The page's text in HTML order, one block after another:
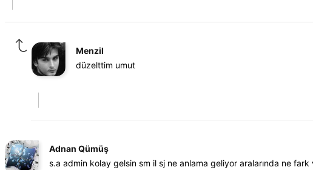
Menzil
düzelttim umut
Adnan Qümüş
s.a admin kolay gelsin sm il sj ne anlama geliyor aralarında ne